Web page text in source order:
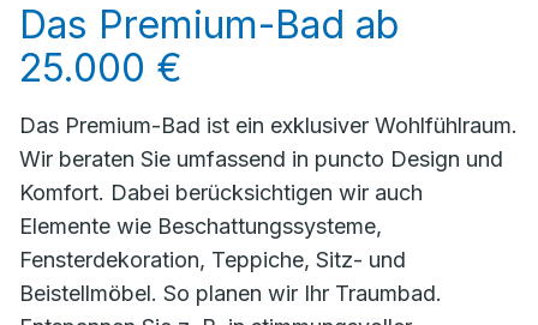
Das Premium-Bad ab
25.000 €
Das Premium-Bad ist ein exklusiver Wohlfühlraum.
Wir beraten Sie umfassend in puncto Design und
Komfort. Dabei berücksichtigen wir auch
Elemente wie Beschattungssysteme,
Fensterdekoration, Teppiche, Sitz- und
Beistellmöbel. So planen wir Ihr Traumbad.